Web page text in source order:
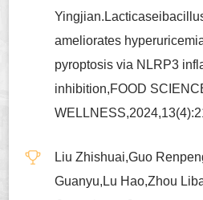
ameliorates
pyroptosis via NLRP3
inhibition,FOOD
Liu Zhishuai,Guo
Guanyu,Lu Hao,Zhou